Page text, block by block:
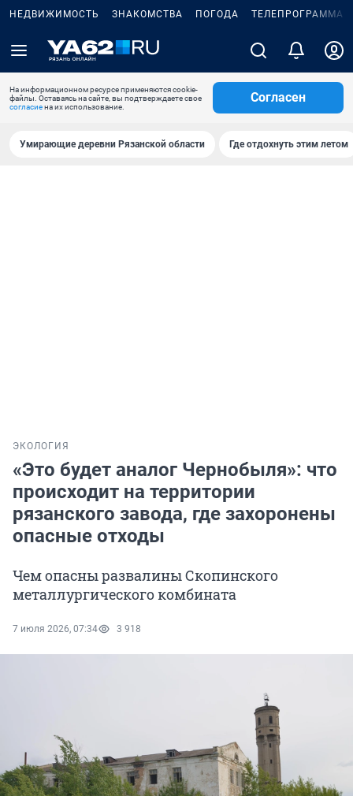
НЕДВИЖИМОСТЬ ЗНАКОМСТВА ПОГОДА ТЕЛЕПРОГРАММА
На информационном ресурсе применяются cookie-
файлы. Оставаясь на сайте, вы подтверждаете свое
согласиена их использование.
Согласен
Умирающие деревни Рязанской области Где отдохнуть этим летом
ЭКОЛОГИЯ
«Это будет аналог Чернобыля»: что
происходит на территории
рязанского завода, где захоронены
опасные отходы
Чем опасны развалины Скопинского
металлургического комбината
7 июля 2026, 07:34 3 918